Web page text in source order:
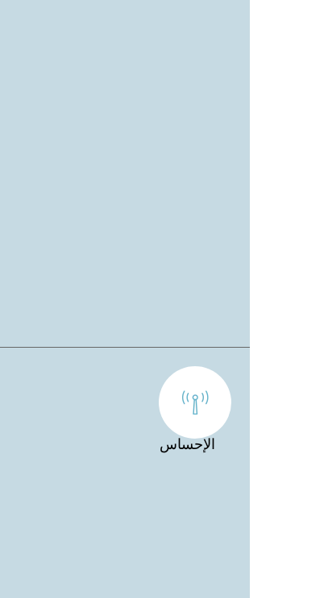
الإحساس